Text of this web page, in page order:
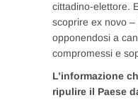
cittadino-elettore.
scoprire ex novo –
opponendosi a
compromessi e
L’informazione
ripulire il Paese